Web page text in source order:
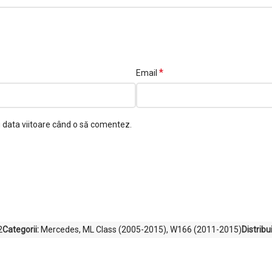
Email *
viitoare când o să comentez.
Categorii: Mercedes, ML Class (2005-2015), W166 (2011-2015)